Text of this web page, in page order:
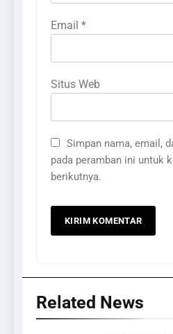
Email *
Situs Web
Simpan nama, email,
pada peramban ini untuk
berikutnya.
Related News